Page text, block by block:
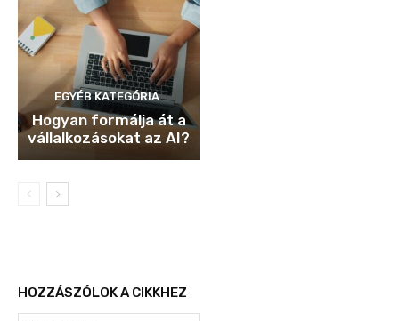
EGYÉB KATEGÓRIA
Hogyan formálja át a
vállalkozásokat az AI?
HOZZÁSZÓLOK A CIKKHEZ